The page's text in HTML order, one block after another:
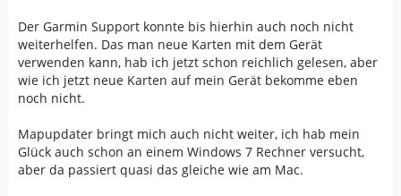
Der Garmin Support konnte bis hierhin auch noch nicht
weiterhelfen. Das man neue Karten mit dem Gerät
verwenden kann, hab ich jetzt schon reichlich gelesen, aber
wie ich jetzt neue Karten auf mein Gerät bekomme eben
noch nicht.
Mapupdater bringt mich auch nicht weiter, ich hab mein
Glück auch schon an einem Windows 7 Rechner versucht,
aber da passiert quasi das gleiche wie am Mac.